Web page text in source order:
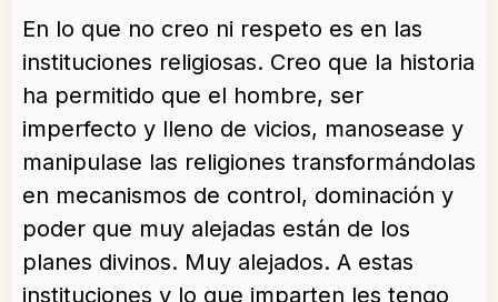
En lo que no creo ni respeto es en las
instituciones religiosas. Creo que la historia
ha permitido que el hombre, ser
imperfecto y lleno de vicios, manosease y
manipulase las religiones transformándolas
en mecanismos de control, dominación y
poder que muy alejadas están de los
planes divinos. Muy alejados. A estas
instituciones y lo que imparten les tengo